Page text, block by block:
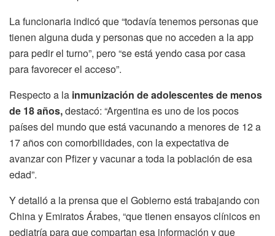
La funcionaria indicó que “todavía tenemos personas que
tienen alguna duda y personas que no acceden a la app
para pedir el turno”, pero “se está yendo casa por casa
para favorecer el acceso”.
Respecto a la inmunización de adolescentes de menos
de 18 años,destacó: “Argentina es uno de los pocos
países del mundo que está vacunando a menores de 12 a
17 años con comorbilidades, con la expectativa de
avanzar con Pfizer y vacunar a toda la población de esa
edad”.
Y detalló a la prensa que el Gobierno está trabajando con
China y Emiratos Árabes, “que tienen ensayos clínicos en
pediatría para que compartan esa información y que